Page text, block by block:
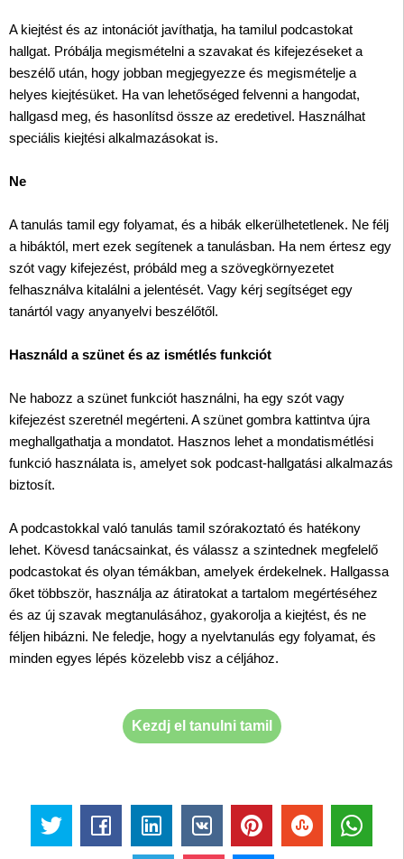
A kiejtést és az intonációt javíthatja, ha tamilul podcastokat
hallgat. Próbálja megismételni a szavakat és kifejezéseket a
beszélő után, hogy jobban megjegyezze és megismételje a
helyes kiejtésüket. Ha van lehetőséged felvenni a hangodat,
hallgasd meg, és hasonlítsd össze az eredetivel. Használhat
speciális kiejtési alkalmazásokat is.
Ne
A tanulás tamil egy folyamat, és a hibák elkerülhetetlenek. Ne félj
a hibáktól, mert ezek segítenek a tanulásban. Ha nem értesz egy
szót vagy kifejezést, próbáld meg a szövegkörnyezetet
felhasználva kitalálni a jelentését. Vagy kérj segítséget egy
tanártól vagy anyanyelvi beszélőtől.
Használd a szünet és az ismétlés funkciót
Ne habozz a szünet funkciót használni, ha egy szót vagy
kifejezést szeretnél megérteni. A szünet gombra kattintva újra
meghallgathatja a mondatot. Hasznos lehet a mondatismétlési
funkció használata is, amelyet sok podcast-hallgatási alkalmazás
biztosít.
A podcastokkal való tanulás tamil szórakoztató és hatékony
lehet. Kövesd tanácsainkat, és válassz a szintednek megfelelő
podcastokat és olyan témákban, amelyek érdekelnek. Hallgassa
őket többször, használja az átiratokat a tartalom megértéséhez
és az új szavak megtanulásához, gyakorolja a kiejtést, és ne
féljen hibázni. Ne feledje, hogy a nyelvtanulás egy folyamat, és
minden egyes lépés közelebb visz a céljához.
Kezdj el tanulni tamil